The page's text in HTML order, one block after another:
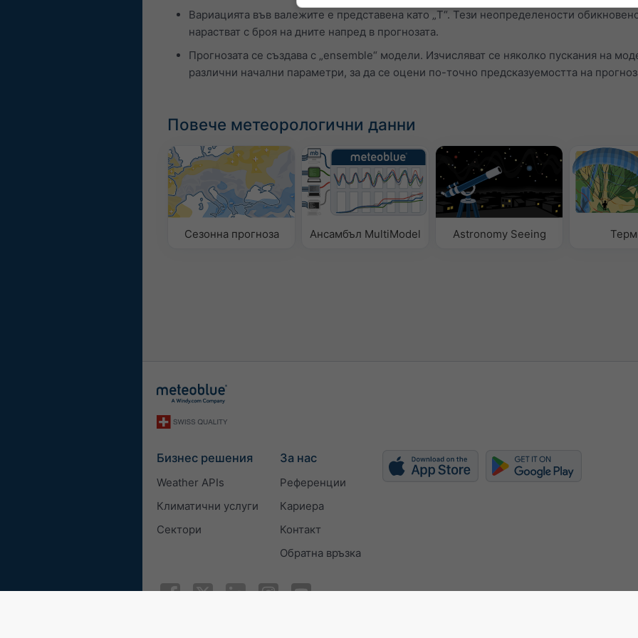
Вариацията във валежите е представена като „T“. Тези неопределености
нарастват с броя на дните напред в прогнозата.
Прогнозата се създава с „ensemble“ модели. Изчисляват се няколко пускания на
различни начални параметри, за да се оцени по-точно предсказуемостта на
Повече метеорологични данни
Сезонна прогноза Ансамбъл MultiModel Astronomy Seeing
Бизнес решения
Weather APIs
Климатични услуги
Сектори
За нас
Референции
Кариера
Контакт
Обратна връзка